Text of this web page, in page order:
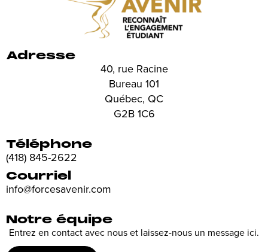
Adresse
40, rue Racine
Bureau 101
Québec, QC
G2B 1C6
Téléphone
(418) 845-2622
Courriel
info@forcesavenir.com
Notre équipe
Entrez en contact avec nous et laissez-nous un message ici.